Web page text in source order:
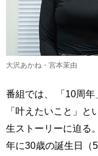
大沢あかね・宮本茉由
番組では、 「10周年
「叶えたいこと」と
生ストーリーに迫る
年に30歳の誕生日（